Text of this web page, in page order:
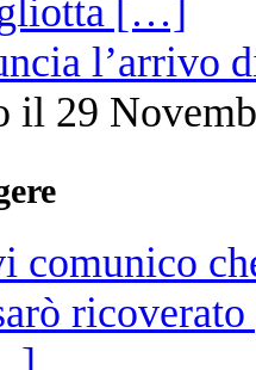
l’arrivo
il 29